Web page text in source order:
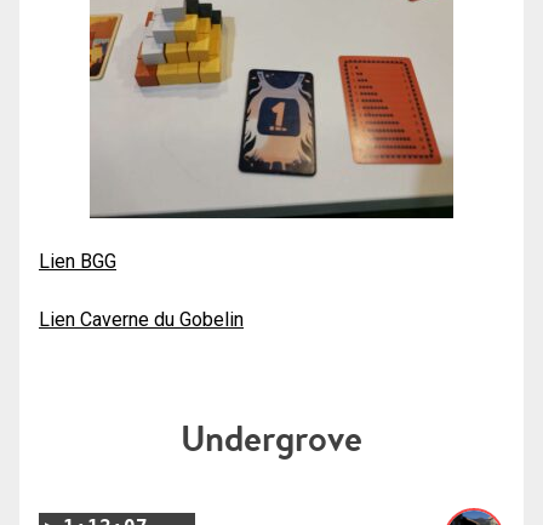
Lien BGG
Lien Caverne du Gobelin
Undergrove